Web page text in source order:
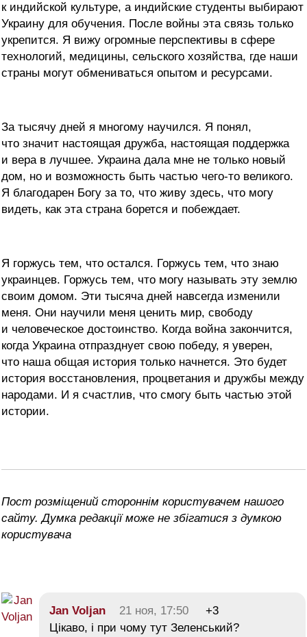
к индийской культуре, а индийские студенты выбирают
Украину для обучения. После войны эта связь только
укрепится. Я вижу огромные перспективы в сфере
технологий, медицины, сельского хозяйства, где наши
страны могут обмениваться опытом и ресурсами.
За тысячу дней я многому научился. Я понял,
что значит настоящая дружба, настоящая поддержка
и вера в лучшее. Украина дала мне не только новый
дом, но и возможность быть частью чего-то великого.
Я благодарен Богу за то, что живу здесь, что могу
видеть, как эта страна борется и побеждает.
Я горжусь тем, что остался. Горжусь тем, что знаю
украинцев. Горжусь тем, что могу называть эту землю
своим домом. Эти тысяча дней навсегда изменили
меня. Они научили меня ценить мир, свободу
и человеческое достоинство. Когда война закончится,
когда Украина отпразднует свою победу, я уверен,
что наша общая история только начнется. Это будет
история восстановления, процветания и дружбы между
народами. И я счастлив, что смогу быть частью этой
истории.
Пост розміщений стороннім користувачем нашого
сайту. Думка редакції може не збігатися з думкою
користувача
Jan Voljan 21 ноя, 17:50
+3
Цікаво, і при чому тут Зеленський?